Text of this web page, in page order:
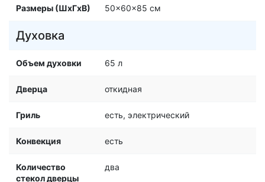
Размеры (ШхГхВ) 50x60x85 см
Духовка
Объем духовки 65 л
Дверца откидная
Гриль есть, электрический
Конвекция есть
Количество
стекол дверцы
два